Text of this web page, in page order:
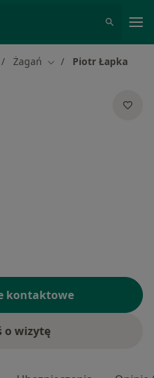
Żagań Zmień miasto
Piotr Łapka
kontaktowe
o wizytę